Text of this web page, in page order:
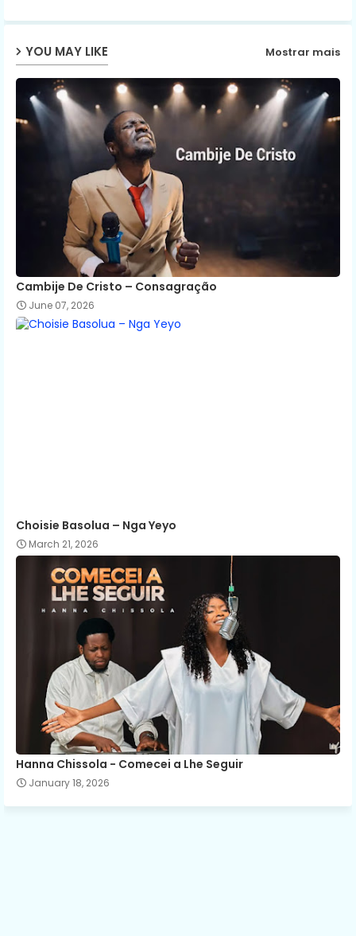
ap
YOU MAY LIKE Mostrar mais
Cambije De Cristo – Consagração
June 07, 2026
Choisie Basolua – Nga Yeyo
March 21, 2026
Hanna Chissola - Comecei a Lhe Seguir
January 18, 2026